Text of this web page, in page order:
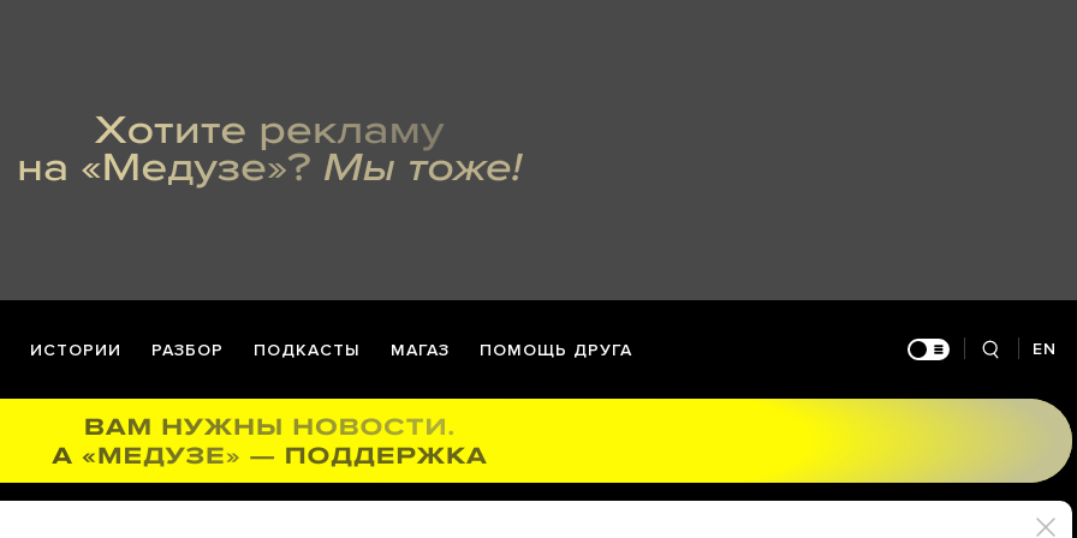
ИСТОРИИ РАЗБОР ПОДКАСТЫ МАГАЗ ПОМОЩЬ ДРУГА EN